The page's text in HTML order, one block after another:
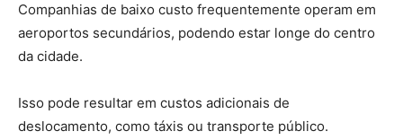
Companhias de baixo custo frequentemente operam em
aeroportos secundários, podendo estar longe do centro
da cidade.
Isso pode resultar em custos adicionais de
deslocamento, como táxis ou transporte público.